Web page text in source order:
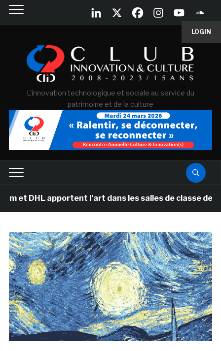
LOGIN
L'innovation technologique et sociale au service du
patrimoine et de la culture
dans les salles de classe des écoles primaires des